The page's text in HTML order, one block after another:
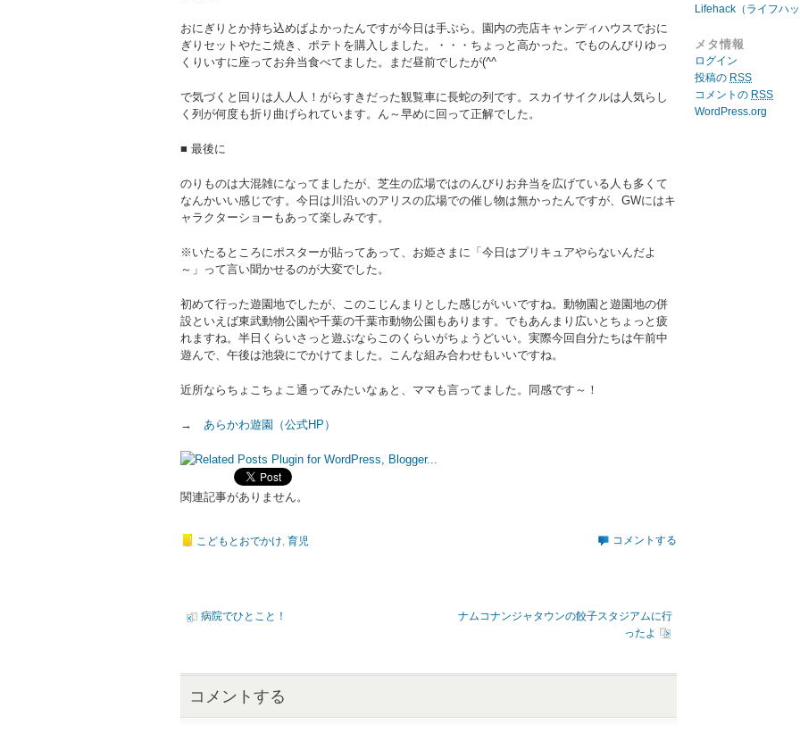
おにぎりとか持ち込めばよかったんですが今日は手ぶら。園内の売店キャンディハウスでおに
ぎりセットやたこ焼き、ポテトを購入しました。・・・ちょっと高かった。でものんびりゆっ
くりいすに座ってお弁当食べてました。まだ昼前でしたが(^^ゞ
で気づくと回りは人人人！がらすきだった観覧車に長蛇の列です。スカイサイクルは人気らし
く列が何度も折り曲げられています。ん～早めに回って正解でした。
■ 最後に
のりものは大混雑になってましたが、芝生の広場ではのんびりお弁当を広げている人も多くて
なんかいい感じです。今日は川沿いのアリスの広場での催し物は無かったんですが、GWにはキ
ャラクターショーもあって楽しみです。
※いたるところにポスターが貼ってあって、お姫さまに「今日はプリキュアやらないんだよ
～」って言い聞かせるのが大変でした。
初めて行った遊園地でしたが、このこじんまりとした感じがいいですね。動物園と遊園地の併
設といえば東武動物公園や千葉の千葉市動物公園もあります。でもあんまり広いとちょっと疲
れますね。半日くらいさっと遊ぶならこのくらいがちょうどいい。実際今回自分たちは午前中
遊んで、午後は池袋にでかけてました。こんな組み合わせもいいですね。
近所ならちょこちょこ通ってみたいなぁと、ママも言ってました。同感です～！
→ あらかわ遊園（公式HP）
関連記事がありません。
こどもとおでかけ, 育児 コメントする
病院でひとこと！
ナムコナンジャタウンの餃子スタジアムに行
ったよ
コメントする
Lifehack（ライフハ
メタ情報
ログイン
投稿の RSS
コメントの RSS
WordPress.org